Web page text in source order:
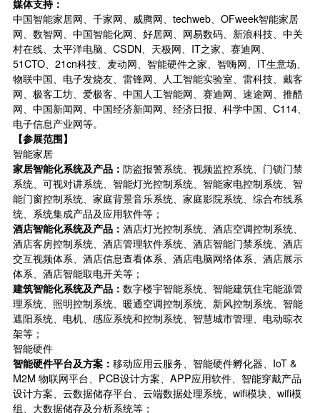
媒体支持：
中国智能家居网、千家网、威腾网、techweb、OFweek智能家居
网、数智网、中国智能化网、好居网、网易数码、新浪科技、中关
村在线、太平洋电脑、CSDN、天极网、IT之家、赛迪网、
51CTO、21cn科技、麦动网、智能硬件之家、智嗨网、IT生意场、
物联中国、电子发烧友、雷锋网、人工智能实验室、雷科技、戴客
网、极客工坊、爱极客、中国人工智能网、赛迪网、速途网、推酷
网、中国新闻网、中国经济新闻网、经济日报、科学中国、C114、
电子信息产业网等。
【参展范围】
智能家居
家居智能化系统及产品： 防盗报警系统、视频监控系统、门锁门禁
系统、可视对讲系统、智能灯光控制系统、智能家电控制系统、智
能门窗控制系统、家庭背景音乐系统、家庭影院系统、综合布线系
统、系统集成产品及应用软件等；
酒店智能化系统及产品： 酒店灯光控制系统、酒店空调控制系统、
酒店客房控制系统、酒店管理软件系统、酒店智能门禁系统、酒店
交互视频体系、酒店信息查看体系、酒店电脑网络体系、酒店展示
体系、酒店智能取电开关等；
建筑智能化系统及产品： 数字楼宇智能系统、智能建筑住宅能源管
理系统、照明控制系统、暖通空调控制系统、新风控制系统、智能
遮阳系统、电机、感应系统和控制系统、智慧城市管理、电动晾衣
架等；
智能硬件
智能硬件平台及方案： 移动应用云服务、智能硬件孵化器、IoT &
M2M 物联网平台、PCB设计方案、APP应用软件、智能穿戴产品
设计方案、云数据储存平台、云端数据处理系统、wifi模块、wifi模
组、大数据储存及分析系统等；